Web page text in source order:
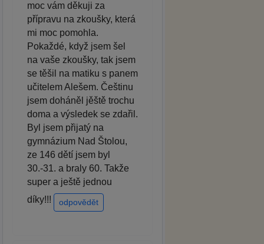
moc vám děkuji za
přípravu na zkoušky, která
mi moc pomohla.
Pokaždé, když jsem šel
na vaše zkoušky, tak jsem
se těšil na matiku s panem
učitelem Alešem. Češtinu
jsem doháněl jěště trochu
doma a výsledek se zdařil.
Byl jsem přijatý na
gymnázium Nad Štolou,
ze 146 dětí jsem byl
30.-31. a braly 60. Takže
super a ještě jednou
díky!!!
odpovědět